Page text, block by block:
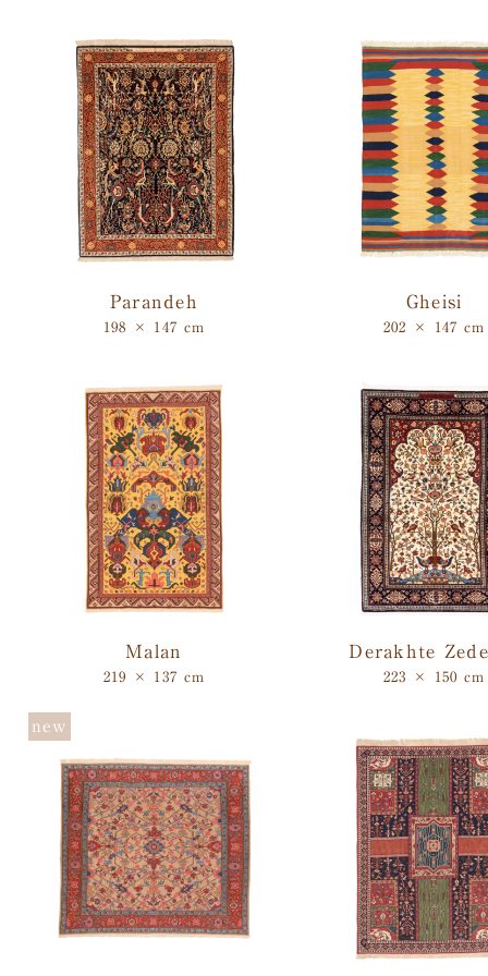
Parandeh
198 × 147 cm
Gheisi
202 × 147 cm
Malan
219 × 137 cm
Derakhte
223 × 150 cm